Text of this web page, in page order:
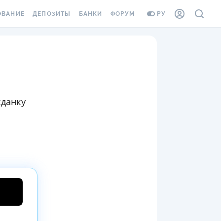
РУ
СОТРУДНИКОВ
ОТ
СЛУЧАЕВ
ДЕПОЗИТЫ
ПУТЕВОДИТЕЛИ ПО
БАНКИ ФОРУМ